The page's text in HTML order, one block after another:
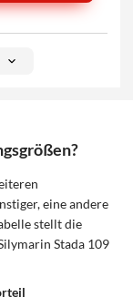
eine andere
stellt die
Stada 109